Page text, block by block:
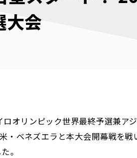
大会
オリンピック世界最終予選兼
ベネズエラと本大会開幕戦を
。